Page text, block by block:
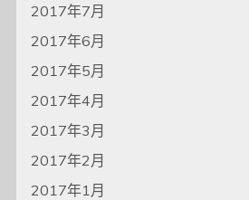
2017年7月
2017年6月
2017年5月
2017年4月
2017年3月
2017年2月
2017年1月